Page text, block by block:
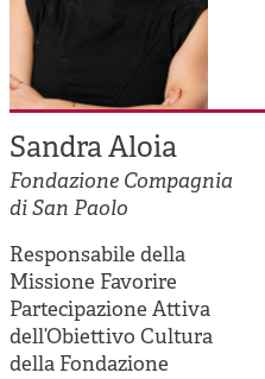
Colophon
Autori
Archivio
Argomenti
Tutti gli articoli
Autori
Argomenti
Tutti i dossier
Workshop Impresa Sociale
Impresa sociale, reciprocità
Innovazione sociale
Cooperative di comunità
Impresa sociale e democrazia
Acini di fuoco - Dossier
Valutazione e dintorni
Chi siamo
Contatti
Sostienici
Sandra Aloia
Fondazione Compagnia
di San Paolo
Responsabile della
Missione Favorire
Partecipazione Attiva
dell’Obiettivo Cultura
della Fondazione